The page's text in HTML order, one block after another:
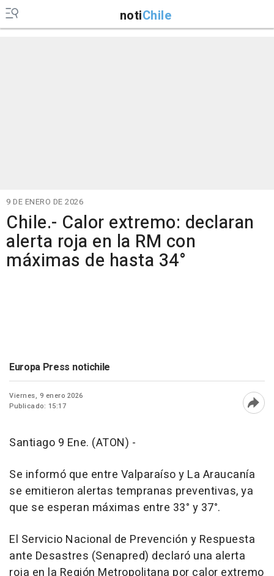
notiChile
9 DE ENERO DE 2026
Chile.- Calor extremo: declaran
alerta roja en la RM con
máximas de hasta 34°
Europa Press notichile
Viernes, 9 enero 2026
Publicado: 15:17
Santiago 9 Ene. (ATON) -
Se informó que entre Valparaíso y La Araucanía
se emitieron alertas tempranas preventivas, ya
que se esperan máximas entre 33° y 37°.
El Servicio Nacional de Prevención y Respuesta
ante Desastres (Senapred) declaró una alerta
roja en la Región Metropolitana por calor extremo